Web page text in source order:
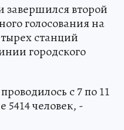
завершился второй
голосования на
станций
городского
с 7 по 11
5414 человек, -